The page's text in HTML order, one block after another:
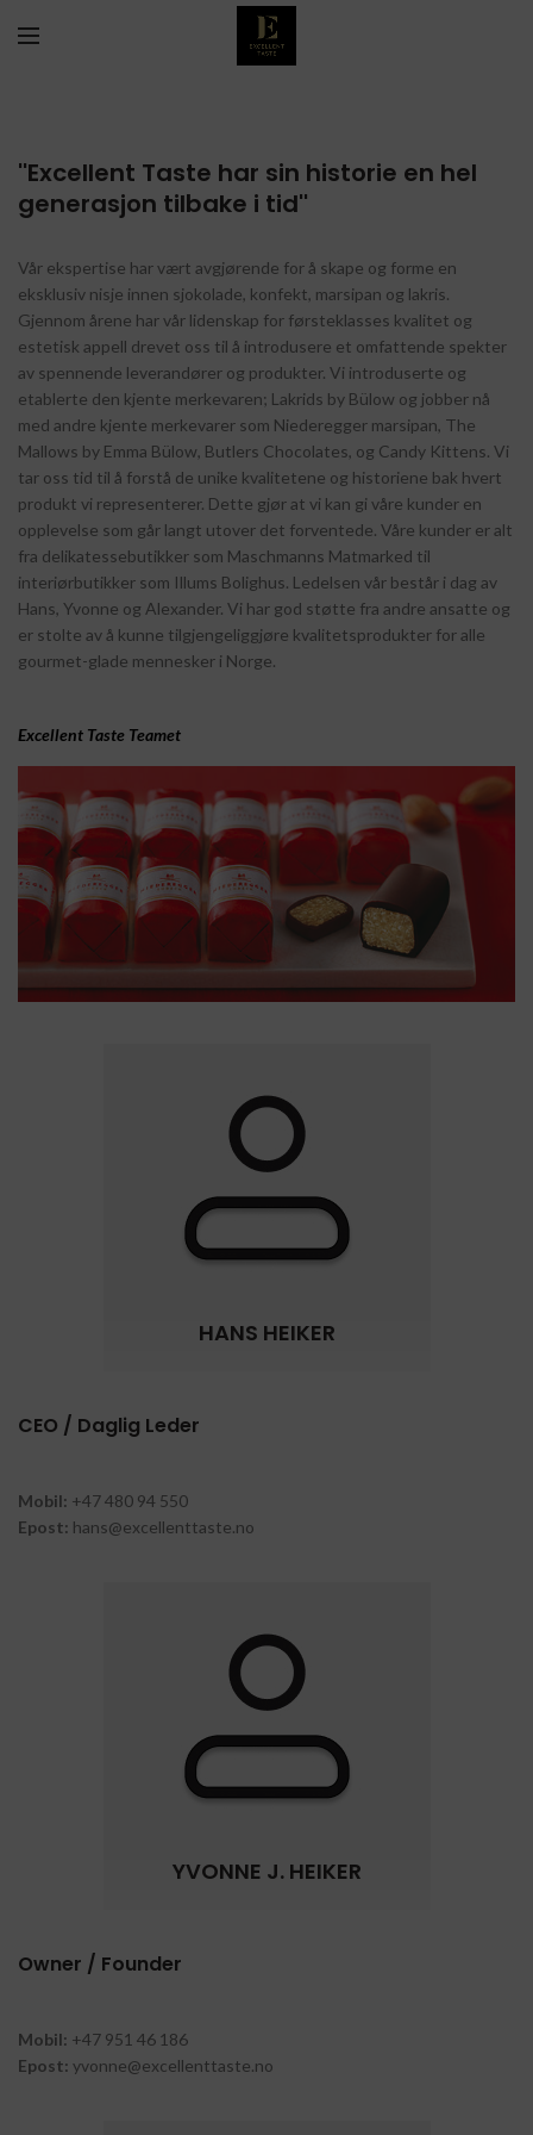
''Excellent Taste har sin historie en hel
generasjon tilbake i tid''
Vår ekspertise har vært avgjørende for å skape og forme en
eksklusiv nisje innen sjokolade, konfekt, marsipan og lakris.
Gjennom årene har vår lidenskap for førsteklasses kvalitet og
estetisk appell drevet oss til å introdusere et omfattende spekter
av spennende leverandører og produkter. Vi introduserte og
etablerte den kjente merkevaren; Lakrids by Bülow og jobber nå
med andre kjente merkevarer som Niederegger marsipan, The
Mallows by Emma Bülow, Butlers Chocolates, og Candy Kittens. Vi
tar oss tid til å forstå de unike kvalitetene og historiene bak hvert
produkt vi representerer. Dette gjør at vi kan gi våre kunder en
opplevelse som går langt utover det forventede. Våre kunder er alt
fra delikatessebutikker som Maschmanns Matmarked til
interiørbutikker som Illums Bolighus. Ledelsen vår består i dag av
Hans, Yvonne og Alexander. Vi har god støtte fra andre ansatte og
er stolte av å kunne tilgjengeliggjøre kvalitetsprodukter for alle
gourmet-glade mennesker i Norge.
Excellent Taste Teamet
HANS HEIKER
CEO / Daglig Leder
Mobil: +47 480 94 550
Epost: hans@excellenttaste.no
YVONNE J. HEIKER
Owner / Founder
Mobil: +47 951 46 186
Epost: yvonne@excellenttaste.no